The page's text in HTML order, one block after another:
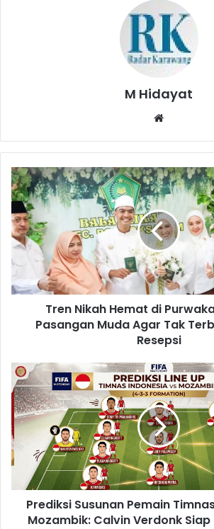
M Hidayat
Tren
Nikah
Hemat
di
Purwakarta:
Solusi
Pasangan
Muda
Agar
Terbebani
Tren Nikah Hemat di
Pasangan Muda Agar Tak
Resepsi
Prediksi
Susunan
Pemain
Timnas
Indonesia
vs
Mozambik:
Calvin
Verdonk
SiapPrediksi Susunan Pemain
Mozambik: Calvin Verdonk